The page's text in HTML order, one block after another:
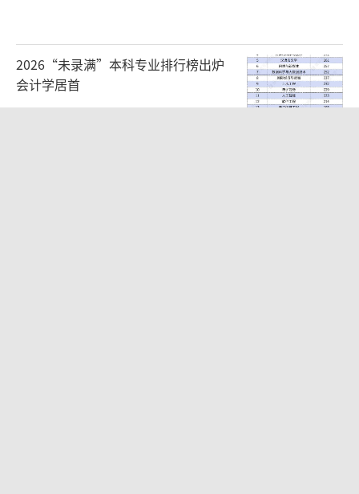
2026“未录满”本科专业排行榜出炉
会计学居首
2026-08-09 09:11:38